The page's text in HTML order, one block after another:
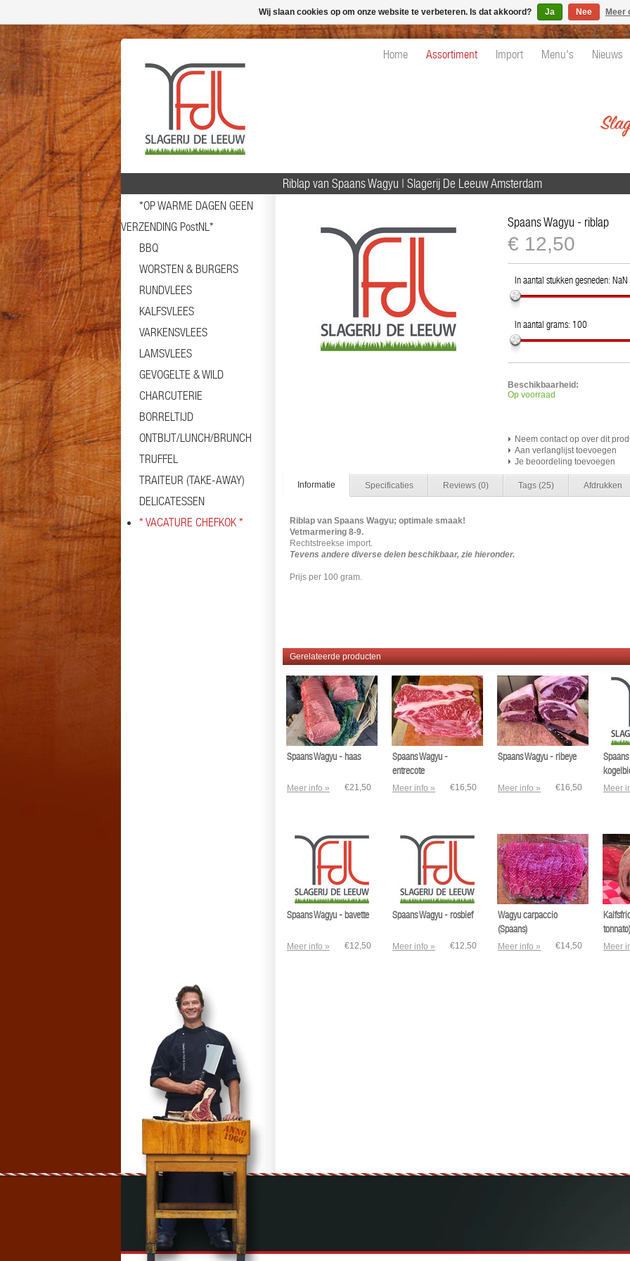
Home Assortiment Import Menu's Nieuws
*OP WARME DAGEN GEEN
VERZENDING PostNL*
BBQ
WORSTEN & BURGERS
RUNDVLEES
KALFSVLEES
VARKENSVLEES
LAMSVLEES
GEVOGELTE & WILD
CHARCUTERIE
BORRELTIJD
ONTBIJT/LUNCH/BRUNCH
TRUFFEL
TRAITEUR (TAKE-AWAY)
DELICATESSEN
* VACATURE CHEFKOK *
Riblap van Spaans Wagyu | Slagerij De Leeuw Amsterdam
Spaans Wagyu - riblap
€ 12,50
In aantal stukken gesneden:NaN
In aantal grams: 100
€12,50
Beschikbaarheid:
Op voorraad
Neem contact op over dit
Aan verlanglijst toevoegen
Je beoordeling toevoegen
Informatie Specificaties Reviews (0) Tags (25) Afdrukken
Riblap van Spaans Wagyu; optimale smaak!
Vetmarmering 8-9.
Rechtstreekse import.
Tevens andere diverse delen beschikbaar, zie hieronder.
Prijs per 100 gram.
Gerelateerde producten
Spaans Wagyu - haas
Meer info » €21,50
Spaans Wagyu -
entrecote
Meer info » €16,50
Spaans Wagyu - ribeye
Meer info » €16,50 Meer
Spaans Wagyu - bavette
Meer info » €12,50
Spaans Wagyu - rosbief
Meer info » €12,50
Wagyu carpaccio
(Spaans)
Meer info » €14,50
tonnato)
Meer
Wij slaan cookies op om onze website te verbeteren. Is dat akkoord? Ja Nee Meer